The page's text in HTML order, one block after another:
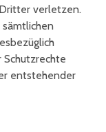
verletzen.
Schutzrechte
entstehender